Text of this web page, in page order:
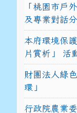
「桃園市戶
及專業對話
本府環境保
片賞析」 活
財團法人綠
環」
行政院農業